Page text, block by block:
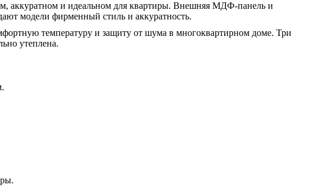
аккуратном и идеальном для квартиры. Внешняя МДФ-панель и
модели фирменный стиль и аккуратность.
температуру и защиту от шума в многоквартирном доме. Три
утеплена.